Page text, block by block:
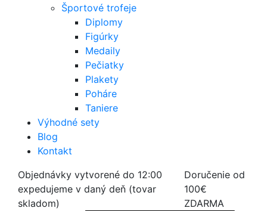
Športové trofeje
Diplomy
Figúrky
Medaily
Pečiatky
Plakety
Poháre
Taniere
Výhodné sety
Blog
Kontakt
Objednávky vytvorené do 12:00
expedujeme v daný deň (tovar
skladom)
Doručenie od
100€
ZDARMA